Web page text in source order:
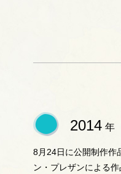
2014 年
8月24日に公開制作作
ン・プレザンによる